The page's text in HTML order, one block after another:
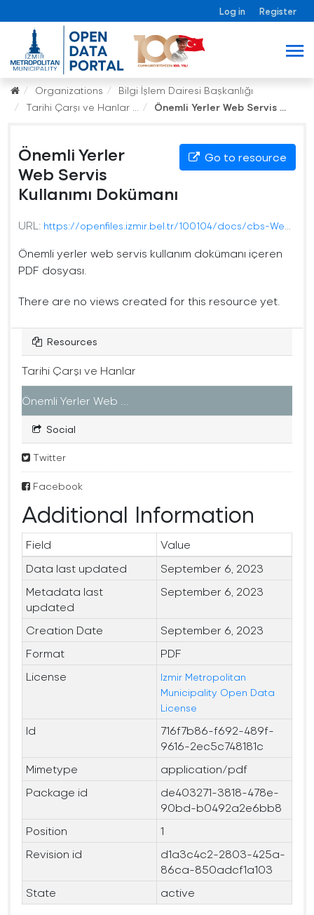
Log in Register
Organizations
Bilgi İşlem Dairesi Başkanlığı
Tarihi Çarşı ve Hanlar ...
Önemli Yerler Web Servis ...
Go to resource
Önemli Yerler
Web Servis
Kullanımı Dokümanı
URL: https://openfiles.izmir.bel.tr/100104/docs/cbs-WebServisKullanimDokumani-1.1.pdf
Önemli yerler web servis kullanım dokümanı içeren
PDF dosyası.
There are no views created for this resource yet.
Resources
Tarihi Çarşı ve Hanlar
Önemli Yerler Web ...
Social
Twitter
Facebook
Additional Information
Field
Value
Data last updated
September 6, 2023
Metadata last
updated
September 6, 2023
Creation Date
September 6, 2023
Format
PDF
License
Izmir Metropolitan
Municipality Open Data
License
Id
716f7b86-f692-489f-
9616-2ec5c748181c
Mimetype
application/pdf
Package id
de403271-3818-478e-
90bd-b0492a2e6bb8
Position
1
Revision id
d1a3c4c2-2803-425a-
86ca-850adcf1a103
State
active